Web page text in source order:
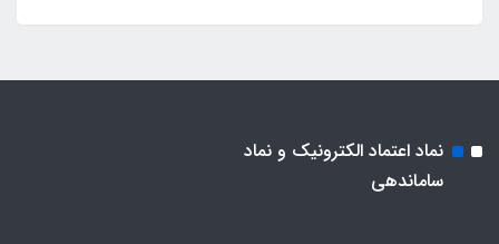
نماد اعتماد الکترونیک و نماد
ساماندهی